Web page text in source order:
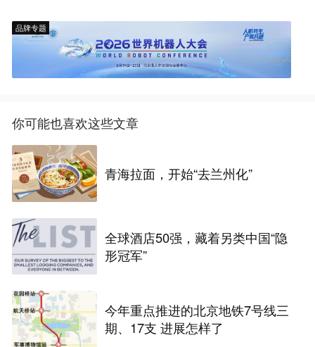
品牌专题
你可能也喜欢这些文章
青海拉面，开始“去兰州化”
全球酒店50强，藏着另类中国“隐
形冠军”
今年重点推进的北京地铁7号线三
期、17支 进展怎样了